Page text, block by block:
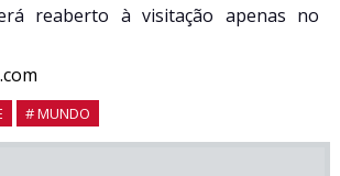
reaberto à visitação apenas no
# MUNDO